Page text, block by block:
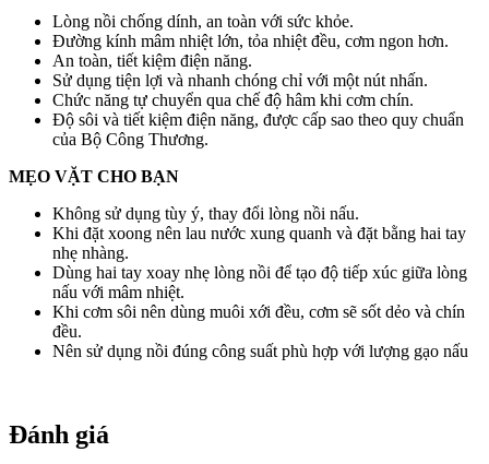
Lòng nồi chống dính, an toàn với sức khỏe.
Đường kính mâm nhiệt lớn, tỏa nhiệt đều, cơm ngon hơn.
An toàn, tiết kiệm điện năng.
Sử dụng tiện lợi và nhanh chóng chỉ với một nút nhấn.
Chức năng tự chuyển qua chế độ hâm khi cơm chín.
Độ sôi và tiết kiệm điện năng, được cấp sao theo quy chuẩn
của Bộ Công Thương.
MẸO VẶT CHO BẠN
Không sử dụng tùy ý, thay đổi lòng nồi nấu.
Khi đặt xoong nên lau nước xung quanh và đặt bằng hai tay
nhẹ nhàng.
Dùng hai tay xoay nhẹ lòng nồi để tạo độ tiếp xúc giữa lòng
nấu với mâm nhiệt.
Khi cơm sôi nên dùng muôi xới đều, cơm sẽ sốt dẻo và chín
đều.
Nên sử dụng nồi đúng công suất phù hợp với lượng gạo nấu
Đánh giá